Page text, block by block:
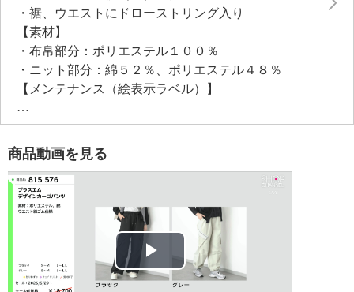
・裾、ウエストにドローストリング入り
【素材】
・布帛部分：ポリエステル１００％
・ニット部分：綿５２％、ポリエステル４８％
【メンテナンス（絵表示ラベル）】
・手洗い：可
・漂白処理：塩素系・酸素系漂白不可
・タンブル乾燥：不可
・自然乾燥：日陰の吊り干し
・アイロン仕上げ：可（低温）
・ドライクリーニング：石油系ドライクリーニング可
・ウエットクリーニング：可
【メンテナンス（ケアラベル）】
・長時間照射による変退色注意
・単品洗い
商品動画を見る
Play